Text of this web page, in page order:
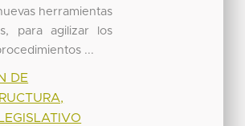
herramientas
para agilizar los
...
DE